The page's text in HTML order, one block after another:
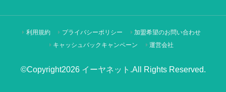
利用規約 プライバシーポリシー 加盟希望のお問い合わせ
キャッシュバックキャンペーン 運営会社
©Copyright2026 イーヤネット .All Rights Reserved.